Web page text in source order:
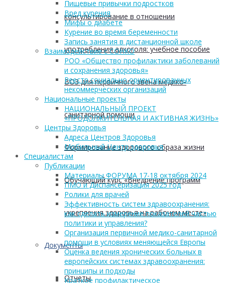
консультирование в отношении
употребления алкоголя: учебное пособие
ВОЗ для первичного звена медико-
санитарной помощи
Формирование здорового образа жизни
Обучающий курс «Внедрение программ
укрепления здоровья на рабочем месте»
Документы
Отчеты
Пищевые привычки подростков
Вред курения
Мифы о диабете
Курение во время беременности
Запись занятия в дистанционной школе
Взаимодействие с СОНКО
РОО «Общество профилактики заболеваний
и сохранения здоровья»
Реестр социально ориентированных
некоммерческих организаций
Национальные проекты
НАЦИОНАЛЬНЫЙ ПРОЕКТ
«ПРОДОЛЖИТЕЛЬНАЯ И АКТИВНАЯ ЖИЗНЬ»
Центры Здоровья
Адреса Центров Здоровья
Мобильный Центр здоровья
Cпециалистам
Публикации
Материалы ФОРУМА 17-18 октября 2024
ПМО и Диспансеризация 2025 год
Ролики для врачей
Эффективность систем здравоохранения:
как сделать измерение показателей частью
политики и управления?
Организация первичной медико-санитарной
помощи в условиях меняющейся Европы
Оценка ведения хронических больных в
европейских системах здравоохранения:
принципы и подходы
Краткое профилактическое